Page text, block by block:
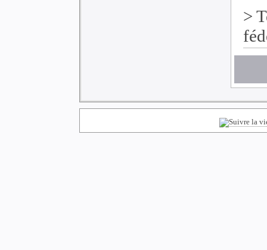
>